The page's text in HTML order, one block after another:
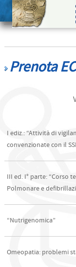
Prenota
I ediz.: “Attività di
convenzionate con il
III ed. I° parte: “Corso
Polmonare e
“Nutrigenomica”
Omeopatia: problemi